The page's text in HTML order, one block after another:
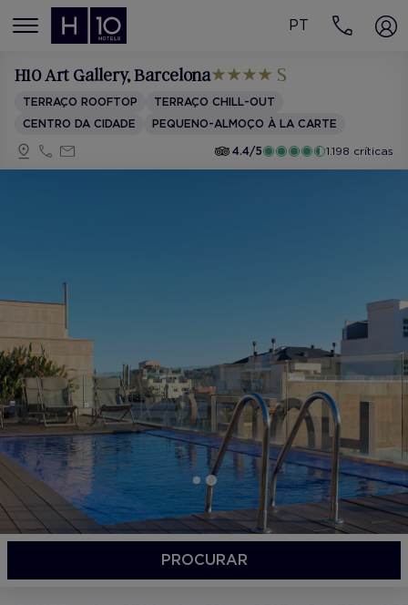
MENÚ
PT
H10 Art Gallery, Barcelona
TERRAÇO ROOFTOP
TERRAÇO CHILL-OUT
CENTRO DA CIDADE
PEQUENO-ALMOÇO À LA CARTE
4.4/5
1.198 críticas
PROCURAR